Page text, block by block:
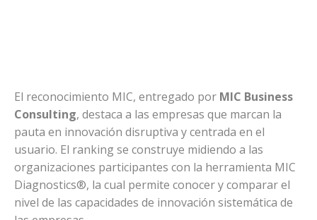
El reconocimiento MIC, entregado por MIC Business
Consulting, destaca a las empresas que marcan la
pauta en innovación disruptiva y centrada en el
usuario. El ranking se construye midiendo a las
organizaciones participantes con la herramienta MIC
Diagnostics®, la cual permite conocer y comparar el
nivel de las capacidades de innovación sistemática de